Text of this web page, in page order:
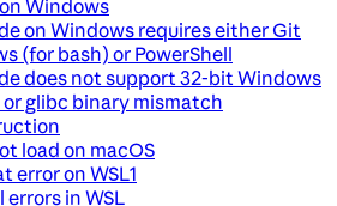
Windows
on Windows requires either Git
(for bash) or PowerShell
does not support 32-bit Windows
or glibc binary mismatch
load on macOS
error on WSL1
in WSL